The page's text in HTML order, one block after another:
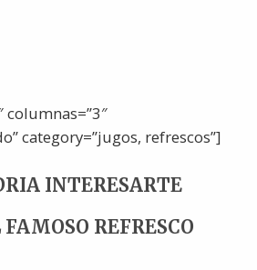
category=”jugos, refrescos”]
INTERESARTE
FAMOSO REFRESCO